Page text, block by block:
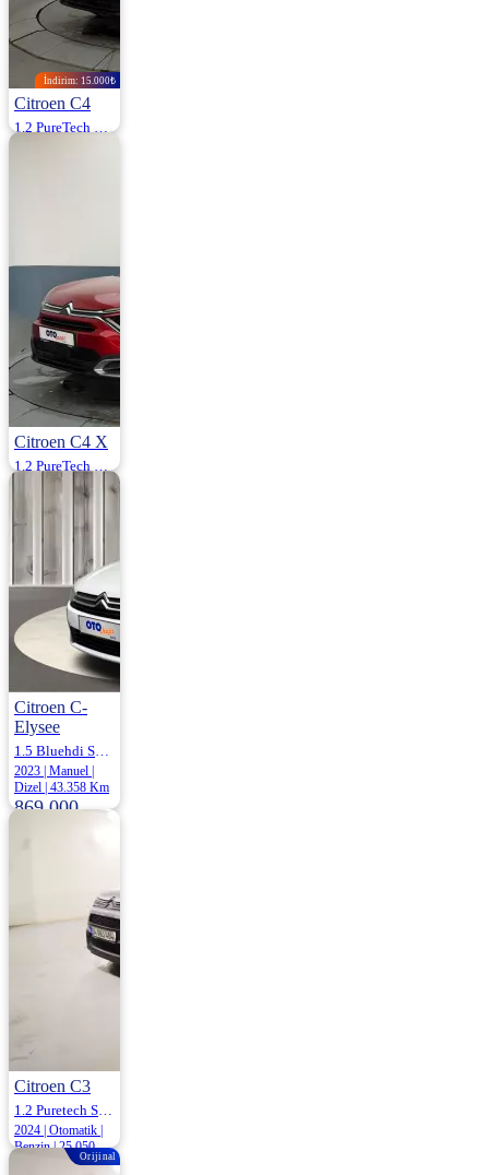
İndirim: 15.000₺
Citroen C4
Citroen C4 X
2024 | Otomatik |
Benzin | 22.000
Km
1.419.000
Citroen C-
Elysee
2023 | Manuel |
Dizel | 43.358 Km
869.000
Citroen C3
2024 | Otomatik |
Benzin | 25.050
Orijinal